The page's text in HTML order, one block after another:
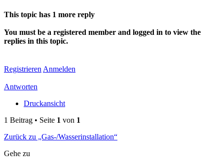
This topic has 1 more reply
You must be a registered member and logged in to view the
replies in this topic.
Registrieren Anmelden
Antworten
Druckansicht
1 Beitrag • Seite 1 von 1
Zurück zu „Gas-/Wasserinstallation“
Gehe zu